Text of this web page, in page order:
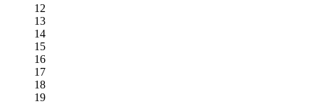
12
13
14
15
16
17
18
19